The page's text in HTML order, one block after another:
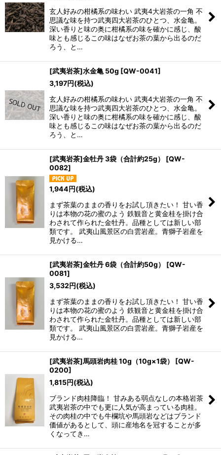
玄人好みの柑橘系の味わい 武夷4大岩茶の一角 不
思議な味を持つ武夷四大岩茶のひとつ、水金亀。
深い香りと味の奥に柑橘系の味を確かに感じ、酸
味とも感じるこの味はなぜお茶の葉から出るのだ
ろう、と…
[武夷岩茶]水金亀 50g [QW-0041]
3,197円(税込)
玄人好みの柑橘系の味わい 武夷4大岩茶の一角 不
思議な味を持つ武夷四大岩茶のひとつ、水金亀。
深い香りと味の奥に柑橘系の味を確かに感じ、酸
味とも感じるこの味はなぜお茶の葉から出るのだ
ろう、と…
[武夷岩茶]金牡丹 3袋（合計約25g） [QW-
0082]
1,944円(税込)
まず茶葉のままの香りをお試し頂きたい！ 甘い香
りは本物の花の蜜のよう 鉄観音と黄金桂を掛け合
わされて作られた金牡丹。品種としては新しい部
類です。 武夷山風景区の白雲岩産。青獅子岩産を
見かける…
[武夷岩茶]金牡丹 6袋（合計約50g） [QW-
0081]
3,532円(税込)
まず茶葉のままの香りをお試し頂きたい！ 甘い香
りは本物の花の蜜のよう 鉄観音と黄金桂を掛け合
わされて作られた金牡丹。品種としては新しい部
類です。 武夷山風景区の白雲岩産。青獅子岩産を
見かける…
[武夷岩茶]馬頭岩肉桂 10g（10g×1袋） [QW-
0200]
1,815円(税込)
ブランド肉桂降臨！ 甘みある弱点なしの本格岩茶
武夷岩茶の中でも更に人気が高まっている肉桂。
その肉桂の中でも牛欄坑や馬頭岩などはブランド
価値があるとして、頭に産地名を冠することが多
くなってき…